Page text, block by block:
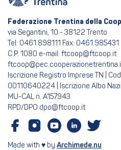
Federazione Trentina della
via Segantini, 10 - 38122 Trento
Tel: 0461.898111 Fax: 0461.985431
C.P. 1080 e-mail: ftcoop@ftcoop.it
Iscrizione Registro Imprese TN |
00110640224 | Iscrizione Albo
MU-CAL n. A157943
RPD/DPO dpo@ftcoop.it
Made with ♥ by Archimede.nu